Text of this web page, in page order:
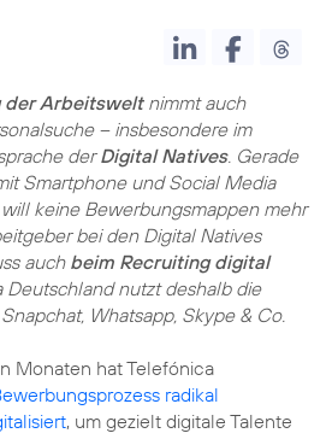
der Arbeitsweltnimmt auch
– insbesondere im
derDigital Natives. Gerade
Smartphone und Social Media
keine Bewerbungsmappen mehr
bei den Digital Natives
auch beim Recruiting digital
Deutschland nutzt deshalb die
Whatsapp, Skype & Co.
Monaten hat Telefónica
radikal
, um gezielt digitale Talente